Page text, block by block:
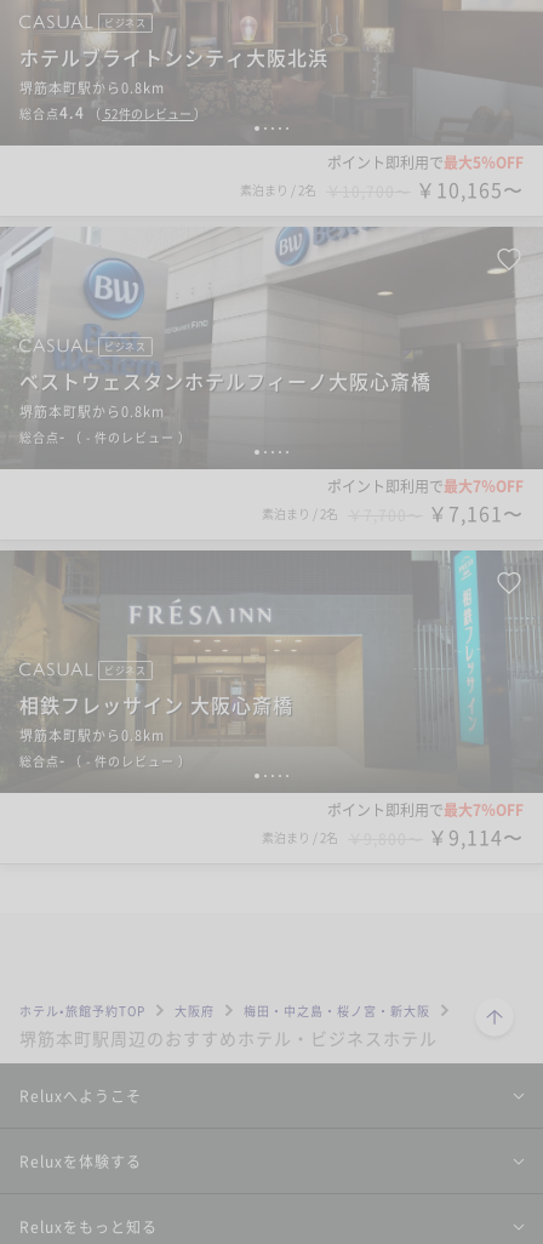
1 2 3 4 5
ビジネス
ホテルブライトンシティ大阪北浜
堺筋本町駅から0.8km
総合点4.4 （ 52件のレビュー ）
ポイント即利用で最大5％OFF
素泊まり / 2名 ￥10,165〜
1 2 3 4 5
ビジネス
ベストウェスタンホテルフィーノ大阪心斎橋
堺筋本町駅から0.8km
総合点- （ - 件のレビュー ）
ポイント即利用で最大7％OFF
素泊まり / 2名 ￥7,161〜
1 2 3 4 5
ビジネス
相鉄フレッサイン 大阪心斎橋
堺筋本町駅から0.8km
総合点- （ - 件のレビュー ）
ポイント即利用で最大7％OFF
素泊まり / 2名 ￥9,114〜
ダイワロイネットホテル大阪北浜
￥8,550〜